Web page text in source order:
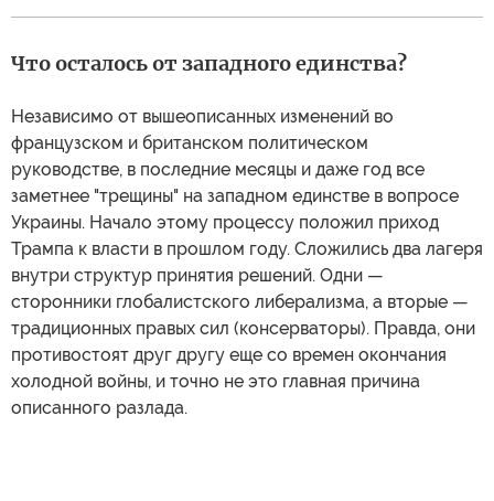
Что осталось от западного единства?
Независимо от вышеописанных изменений во
французском и британском политическом
руководстве, в последние месяцы и даже год все
заметнее "трещины" на западном единстве в вопросе
Украины. Начало этому процессу положил приход
Трампа к власти в прошлом году. Сложились два лагеря
внутри структур принятия решений. Одни —
сторонники глобалистского либерализма, а вторые —
традиционных правых сил (консерваторы). Правда, они
противостоят друг другу еще со времен окончания
холодной войны, и точно не это главная причина
описанного разлада.